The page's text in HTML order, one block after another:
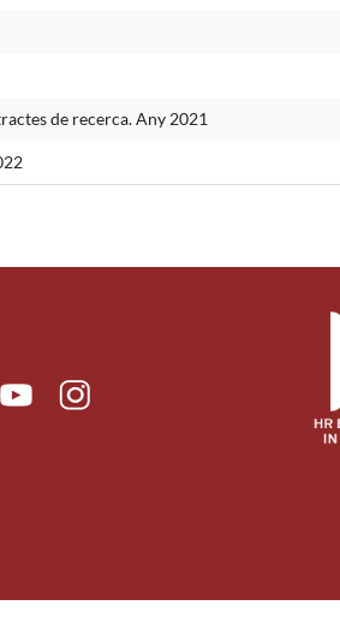
de recerca. Any 2021
YoutubeInstagram